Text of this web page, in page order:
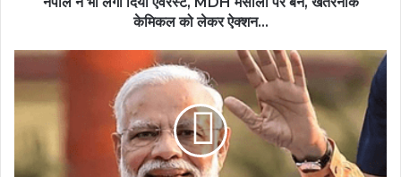
केमिकल को लेकर ऐक्शन...